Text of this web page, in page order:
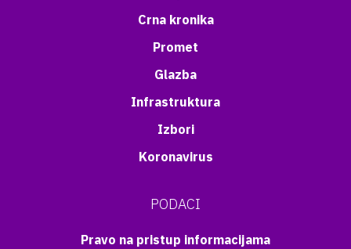
Crna kronika
Promet
Glazba
Infrastruktura
Izbori
Koronavirus
PODACI
Pravo na pristup informacijama